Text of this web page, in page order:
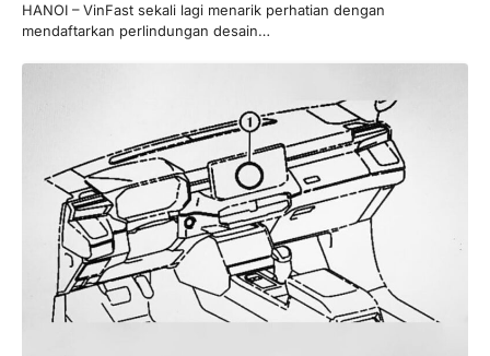
HANOI – VinFast sekali lagi menarik perhatian dengan
mendaftarkan perlindungan desain…